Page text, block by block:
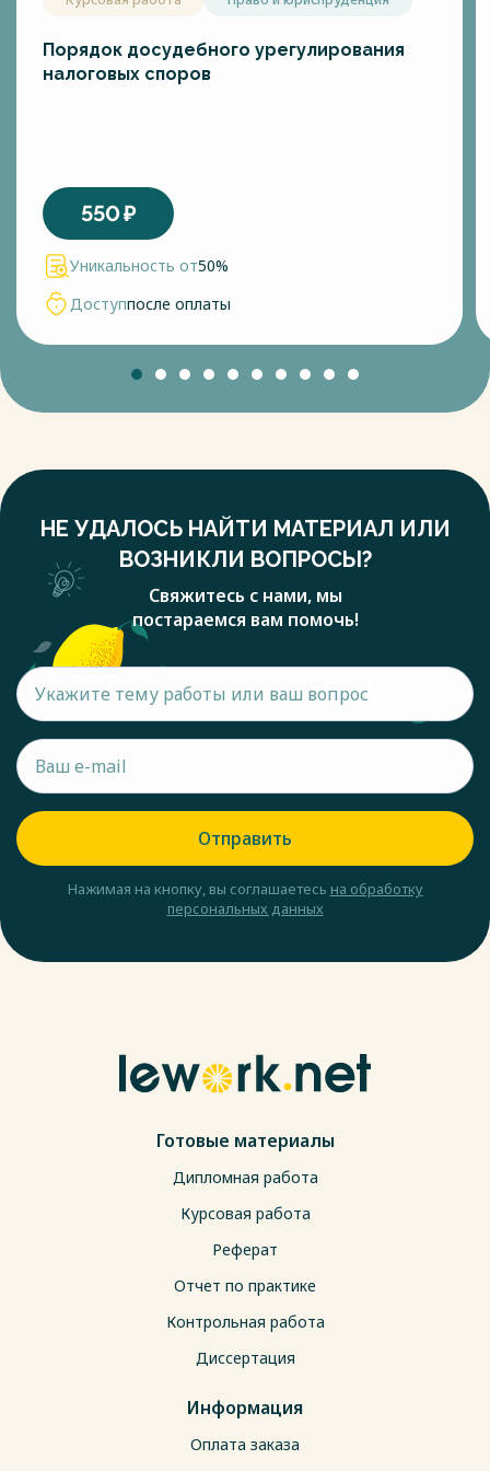
Денежное же выражение прибыли — это налоговая база (п.
1 ст. 274 НК РФ). Налоговым периодом по налогу на
Если организация рассчитывает ежемесячные авансовые
платежи исходя из фактической прибыли, то отчетными
периодами для нее будут месяц, два месяца, три месяца и
так далее до окончания календарного года (п. 2 ст. 285 НК
Основная ставка по налогу на прибыль составляет 20%. В
то же время ее величина зависит от вида дохода и может
составлять даже 0%. Чтобы рассчитать налог на прибыль,
необходимо налоговую базу по налогу умножить на ставку
организации за предыдущие 4 квартала не превысила в
В противном случае (если, конечно, организация не
прибыли), в течение отчетного периода она должна
рассчитывать и уплачивать ежемесячные авансовые
платежи, порядок расчета которых предусмотрен п. 2 ст.
286 НК РФ.
Весь текст будет доступенпосле покупки
Порядок досудебного урегулирования
налоговых споров
550₽
Уникальность от50%
Доступпосле оплаты
НЕ УДАЛОСЬ НАЙТИ МАТЕРИАЛ ИЛИ
ВОЗНИКЛИ ВОПРОСЫ?
Свяжитесь с нами, мы
постараемся вам помочь!
Отправить
Нажимая на кнопку, вы соглашаетесь на обработку
персональных данных
Готовые материалы
Дипломная работа
Курсовая работа
Реферат
Отчет по практике
Контрольная работа
Диссертация
Информация
Оплата заказа